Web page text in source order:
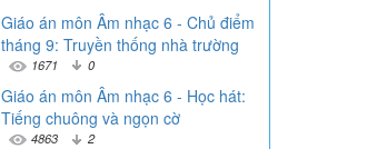
Giáo án môn Âm nhạc 6 - Chủ điểm
tháng 9: Truyền thống nhà trường
1671 0
Giáo án môn Âm nhạc 6 - Học hát:
Tiếng chuông và ngọn cờ
4863 2